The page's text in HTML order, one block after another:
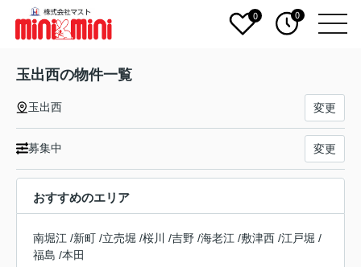
0 0
玉出西の物件一覧
玉出西 変更
募集中 変更
おすすめのエリア
南堀江 /新町 /立売堀 /桜川 /吉野 /海老江 /敷津西 /江戸堀 /
福島 /本田